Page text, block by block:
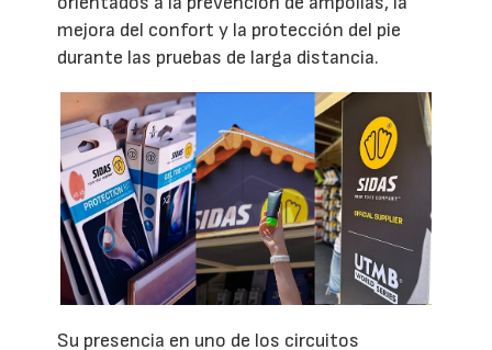
mejora del confort y la protección del pie
durante las pruebas de larga distancia.
Su presencia en uno de los circuitos